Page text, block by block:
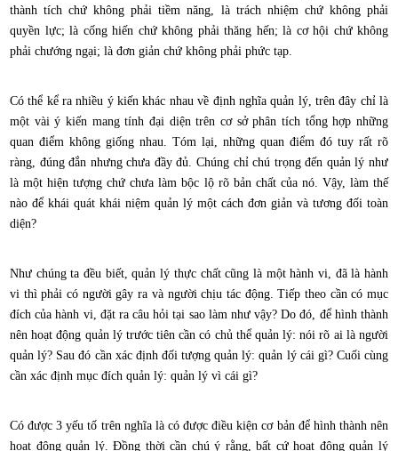
thành tích chứ không phải tiềm năng, là trách nhiệm chứ không phải
quyền lực; là cống hiến chứ không phải thăng hến; là cơ hội chứ không
phải chướng ngại; là đơn giản chứ không phải phức tạp.
Có thể kể ra nhiều ý kiến khác nhau về định nghĩa quản lý, trên đây chỉ là
một vài ý kiến mang tính đại diện trên cơ sở phân tích tổng hợp những
quan điểm không giống nhau. Tóm lại, những quan điểm đó tuy rất rõ
ràng, đúng đắn nhưng chưa đầy đủ. Chúng chỉ chú trọng đến quản lý như
là một hiện tượng chứ chưa làm bộc lộ rõ bản chất của nó. Vậy, làm thế
nào để khái quát khái niệm quản lý một cách đơn giản và tương đối toàn
diện?
Như chúng ta đều biết, quản lý thực chất cũng là một hành vi, đã là hành
vi thì phải có người gây ra và người chịu tác động. Tiếp theo cần có mục
đích của hành vi, đặt ra câu hỏi tại sao làm như vậy? Do đó, để hình thành
nên hoạt động quản lý trước tiên cần có chủ thể quản lý: nói rõ ai là người
quản lý? Sau đó cần xác định đối tượng quản lý: quản lý cái gì? Cuối cùng
cần xác định mục đích quản lý: quản lý vì cái gì?
Có được 3 yếu tố trên nghĩa là có được điều kiện cơ bản để hình thành nên
hoạt động quản lý. Đồng thời cần chú ý rằng, bất cứ hoạt động quản lý